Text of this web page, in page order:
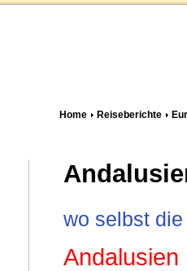
Home Reiseberichte
wo selbst
Andalusien